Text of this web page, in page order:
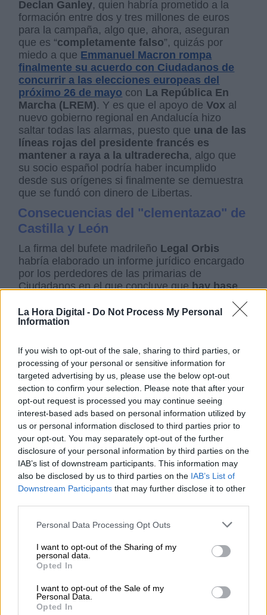
La Hora Digital - Do Not Process My Personal
Information
If you wish to opt-out of the sale, sharing to third parties, or
processing of your personal or sensitive information for
targeted advertising by us, please use the below opt-out
section to confirm your selection. Please note that after your
opt-out request is processed you may continue seeing
interest-based ads based on personal information utilized by
us or personal information disclosed to third parties prior to
your opt-out. You may separately opt-out of the further
disclosure of your personal information by third parties on the
IAB’s list of downstream participants. This information may
also be disclosed by us to third parties on the IAB’s List of
Downstream Participants that may further disclose it to other
Personal Data Processing Opt Outs
I want to opt-out of the Sharing of my
personal data.
Opted In
I want to opt-out of the Sale of my
Personal Data.
Opted In
Declan Ganley, quien habría prometido a la
formación entre dos y tres millones de euros
para la campaña, algo que, ahora, aseguran
que es “completamente falso”, quizás por
miedo a que Emmanuel Macron rompa
finalmente su acuerdo con Ciudadanos de
concurrir a las elecciones europeas del
próximo 26 de mayo con La República En
Marcha (LREM). Y es que el apoyo deVox al
nuevo gobierno regional en Andalucía hizo
saltar todas las alarmas, puesto que una de las
líneas rojas del presidente francés es
mantener a raya a la ultraderecha, algo que
su socio español podría haber incumplido
desde sus orígenes si finalmente se demuestra
que se fundó con dinero de Libertas.
Consecuencias del "clementazao" de
Castilla y León
La firma del bufete madrileño Legal Orbis
habría elaborado un informe jurídico encargado
por los perdedores de las primarias de
Ciudadanos en el que concluye quehay base
violar la ley con el procedimiento de
votaciones
habrían producido incidencias tras el
“clementazo” de Castilla y León.
Ciudadanos habría vulnerado “todos los
trámites legales establecidos para el voto
telemático,simulando y manipulandocon
engaño y temeridad el recuento y votación
de los afiliados del partido ”, lo que implica la
comisión de delitos defalsedad documental,
corrupción entre particulares, revelación de
secretos y daños informativos.
La formación de Rivera podría enfrentarse
incluso a su disolución legalllegado el caso,
según relata el propio informe.
Más bajas en Ciudadanos
Esta semana también se han producido más
bajas en el seno de la formación de Rivera.
Tras eltsunami
(Alicante), después del abandono del portavoz y
secretario general,
David Caballero
, además
de la salida del edil